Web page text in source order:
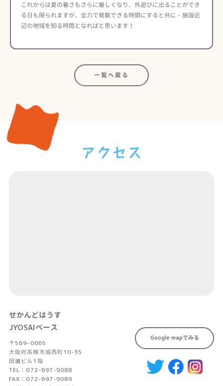
これからは夏の暑さもさらに厳しくなり、外遊びに出ることができ
る日も限られますが、全力で発散できる時間にすると共に・施設近
辺の地域を知る時間となればと思います！
一覧へ戻る
せかんどはうす
JYOSAIベース
〒569-0065
大阪府高槻市城西町10-35
田渕ビル1階
TEL：072-697-9088
FAX：072-697-9089
Google mapでみる